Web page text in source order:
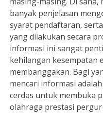
banyak penjelasan
syarat pendaftaran,
yang dilakukan secara
informasi ini sangat
kehilangan kesempatan
membanggakan. Bagi
mencari informasi
cerdas untuk membuka
olahraga prestasi